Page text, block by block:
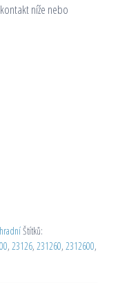
níže nebo
Štítků:
, 23126, 231260, 2312600,